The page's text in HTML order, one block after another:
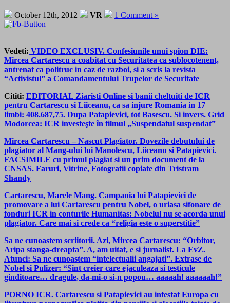
October 12th, 2012 VR 1 Comment »
Vedeti: VIDEO EXCLUSIV. Confesiunile unui spion DIE:
Mircea Cartarescu a coabitat cu Securitatea ca sublocotenent,
antrenat ca politruc in caz de razboi, si a scris la revista
“Activistul” a Comandamentului Trupelor de Securitate
Cititi: EDITORIAL Ziaristi Online si banii cheltuiti de ICR
pentru Cartarescu si Liiceanu, ca sa injure Romania in 17
limbi: 408.687,75. Dupa Patapievici, tot Basescu. Si invers. Grid
Modorcea: ICR investeşte în filmul „Suspendatul suspendat”
Mircea Cartarescu – Nascut Plagiator. Dovezile debutului de
plagiator al Mang-ului lui Manolescu, Liiceanu si Patapievici.
FACSIMILE cu primul plagiat si un prim document de la
CNSAS. Faruri, Vitrine, Fotografii copiate din Tristram
Shandy
Cartarescu, Marele Mang. Campania lui Patapievici de
promovare a lui Cartarescu pentru Nobel, o uriasa sifonare de
fonduri ICR in conturile Humanitas: Nobelul nu se acorda unui
plagiator. Care mai si crede ca “religia este o superstitie”
Sa ne cunoastem scriitorii. Azi, Mircea Cartarescu: “Orbitor,
Aripa stanga-dreapta”. A, am uitat, e si jurnalist. La EvZ.
Atunci: Sa ne cunoastem “intelectualii angajati”. Extrase de
Nobel si Pulizer: “Sint creier care ejaculeaza si testicule
ginditoare… dragule, da-mi-o si-n popou… aaaaah! aaaaaah!”
PORNO ICR. Cartarescu si Patapievici au infestat Europa cu